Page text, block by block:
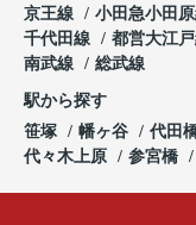
京王線
小田急小田
千代田線
都営大江
南武線
総武線
駅から探す
笹塚
幡ヶ谷 代田
代々木上原
参宮橋